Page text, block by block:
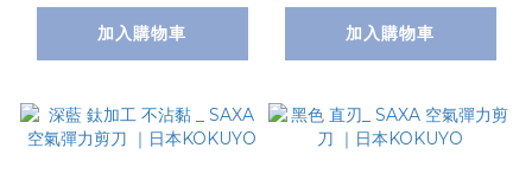
加入購物車 加入購物車